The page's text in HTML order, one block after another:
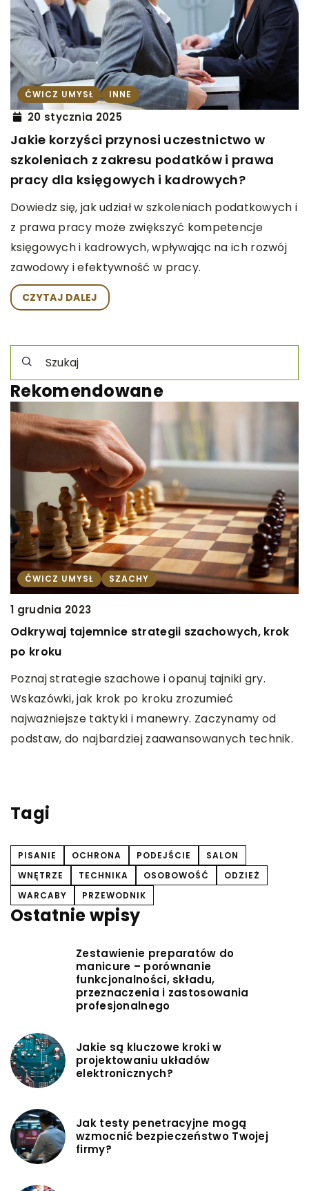
ĆWICZ UMYSŁ INNE
20 stycznia 2025
Jakie korzyści przynosi uczestnictwo w
szkoleniach z zakresu podatków i prawa
pracy dla księgowych i kadrowych?
Dowiedz się, jak udział w szkoleniach podatkowych i
z prawa pracy może zwiększyć kompetencje
księgowych i kadrowych, wpływając na ich rozwój
zawodowy i efektywność w pracy.
CZYTAJ DALEJ
Rekomendowane
ĆWICZ UMYSŁ SZACHY
1 grudnia 2023
Odkrywaj tajemnice strategii szachowych, krok
po kroku
Poznaj strategie szachowe i opanuj tajniki gry.
Wskazówki, jak krok po kroku zrozumieć
najważniejsze taktyki i manewry. Zaczynamy od
podstaw, do najbardziej zaawansowanych technik.
Tagi
PISANIE OCHRONA PODEJŚCIE
SALON
WNĘTRZE
TECHNIKA OSOBOWOŚĆ
ODZIEŻ
WARCABY
PRZEWODNIK
Ostatnie wpisy
Zestawienie preparatów do
manicure – porównanie
funkcjonalności, składu,
przeznaczenia i zastosowania
profesjonalnego
Jakie są kluczowe kroki w
projektowaniu układów
elektronicznych?
Jak testy penetracyjne mogą
wzmocnić bezpieczeństwo Twojej
firmy?